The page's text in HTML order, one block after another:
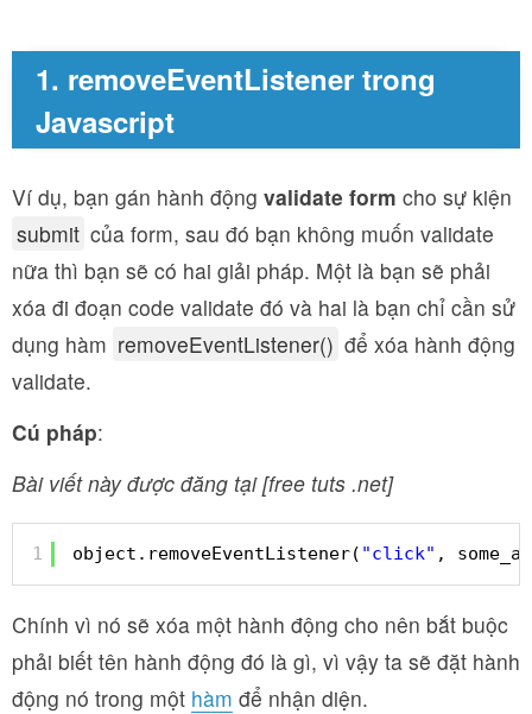
1. removeEventListener trong
Javascript
Ví dụ, bạn gán hành động validate form cho sự kiện
submit của form, sau đó bạn không muốn validate
nữa thì bạn sẽ có hai giải pháp. Một là bạn sẽ phải
xóa đi đoạn code validate đó và hai là bạn chỉ cần sử
dụng hàm removeEventListener() để xóa hành động
validate.
Cú pháp:
Bài viết này được đăng tại [free tuts .net]
1 object.removeEventListener( "click" ,
Chính vì nó sẽ xóa một hành động cho nên bắt buộc
phải biết tên hành động đó là gì, vì vậy ta sẽ đặt hành
động nó trong một hàm để nhận diện.